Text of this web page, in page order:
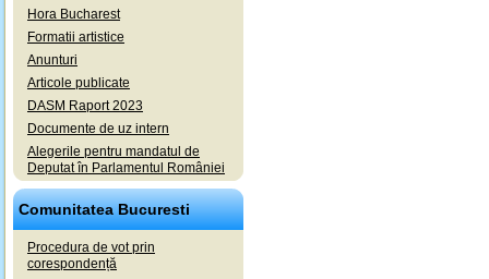
Hora Bucharest
Formatii artistice
Anunturi
Articole publicate
DASM Raport 2023
Documente de uz intern
Alegerile pentru mandatul de
Deputat în Parlamentul României
Comunitatea Bucuresti
Procedura de vot prin
corespondență